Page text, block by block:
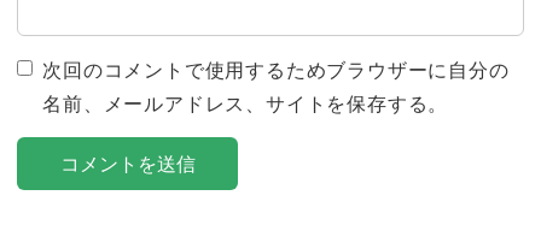
次回のコメントで使用するためブラウザーに自分の
名前、メールアドレス、サイトを保存する。